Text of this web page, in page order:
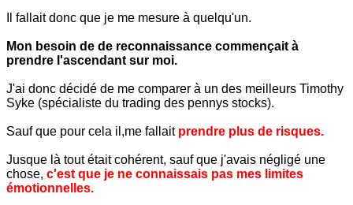
Il fallait donc que je me mesure à quelqu'un.
Mon besoin de de reconnaissance commençait à
prendre l'ascendant sur moi.
J'ai donc décidé de me comparer à un des meilleurs Timothy
Syke (spécialiste du trading des pennys stocks).
Sauf que pour cela il,me fallait prendre plus de risques.
Jusque là tout était cohérent, sauf que j'avais négligé une
chose, c'est que je ne connaissais pas mes limites
émotionnelles.